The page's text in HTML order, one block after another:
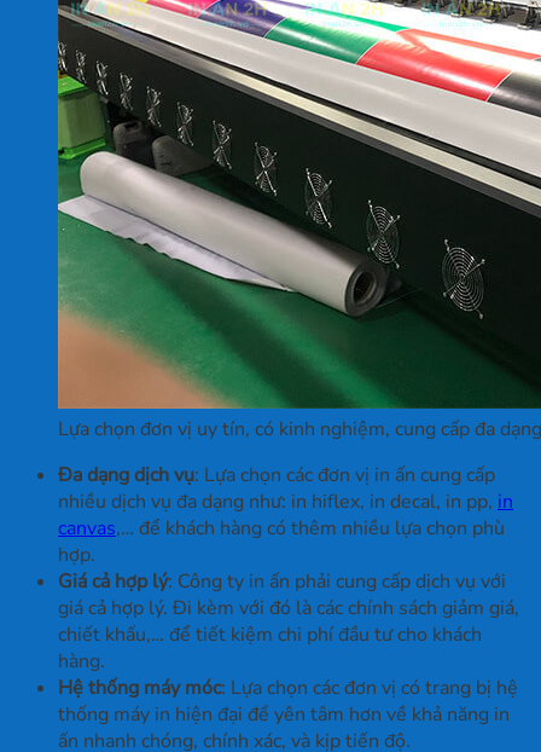
Lựa chọn đơn vị uy tín, có kinh nghiệm, cung cấp đa
Đa dạng dịch vụ: Lựa chọn các đơn vị in ấn cung cấp
nhiều dịch vụ đa dạng như: in hiflex, in decal, in pp, in
canvas,… để khách hàng có thêm nhiều lựa chọn phù
hợp.
Giá cả hợp lý: Công ty in ấn phải cung cấp dịch vụ với
giá cả hợp lý. Đi kèm với đó là các chính sách giảm giá,
chiết khấu,… để tiết kiệm chi phí đầu tư cho khách
hàng.
Hệ thống máy móc: Lựa chọn các đơn vị có trang bị hệ
thống máy in hiện đại để yên tâm hơn về khả năng in
ấn nhanh chóng, chính xác, và kịp tiến độ.